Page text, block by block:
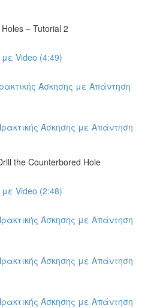
– Tutorial 2
Video (4:49)
Άσκησης με Απάντηση
Άσκησης με Απάντηση
the Counterbored Hole
Video (2:48)
Άσκησης με Απάντηση
Άσκησης με Απάντηση
Άσκησης με Απάντηση